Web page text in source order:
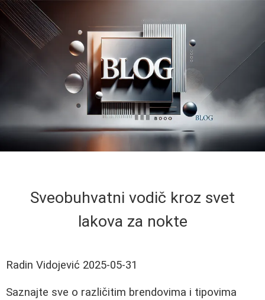
Sveobuhvatni vodič kroz svet
lakova za nokte
Radin Vidojević 2025-05-31
Saznajte sve o različitim brendovima i tipovima